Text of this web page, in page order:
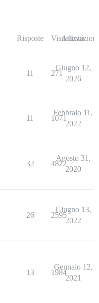
Risposte Visualizzazioni
Attività
11 271
Giugno 12,
2026
11 1071
Febbraio 11,
2022
32 4822
Agosto 31,
2020
26 2595
Giugno 13,
2022
13 1984
Gennaio 12,
2021